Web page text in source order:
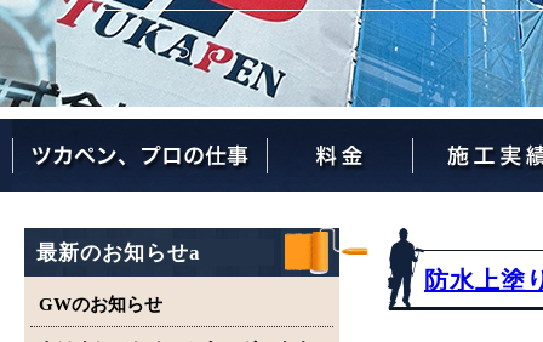
最新のお知らせa
GWのお知らせ
防水上塗